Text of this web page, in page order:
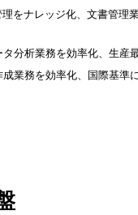
をナレッジ化、文書管理
分析業務を効率化、生産
業務を効率化、国際基準